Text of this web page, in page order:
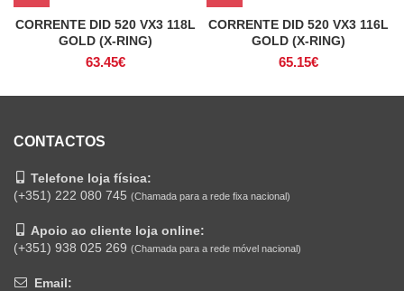
CORRENTE DID 520 VX3 118L
GOLD (X-RING)
63.45€
CORRENTE DID 520 VX3 116L
GOLD (X-RING)
65.15€
CONTACTOS
Telefone loja física:
(+351) 222 080 745 (Chamada para a rede fixa nacional)
Apoio ao cliente loja online:
(+351) 938 025 269 (Chamada para a rede móvel nacional)
Email: